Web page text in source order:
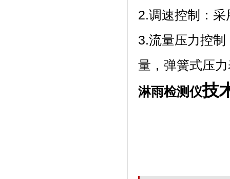
2.调速控制：采
3.流量压力控制
量，弹簧式压力
淋雨检测仪技